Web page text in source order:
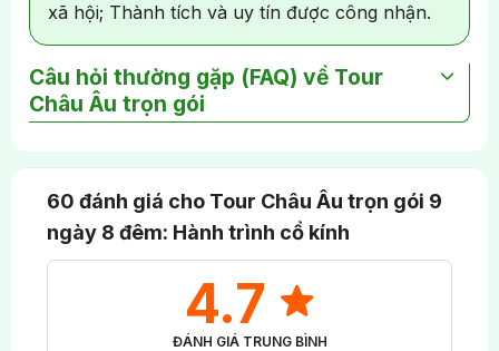
xã hội; Thành tích và uy tín được công nhận.
Câu hỏi thường gặp (FAQ) về Tour
Châu Âu trọn gói
Hồ sơ xin visa Châu Âu yêu cầu sự tỉ mỉ và trung
Kông, Quý khách sẽ được tư vấn sắp xếp hồ sơ
chứng minh tài chính và công việc sao cho hợp lý
nhất để tăng tỷ lệ đậu. Nếu hồ sơ rõ ràng, tỷ lệ đậu
60 đánh giá cho Tour Châu Âu trọn gói 9
ngày 8 đêm: Hành trình cổ kính
4.7
ĐÁNH GIÁ TRUNG BÌNH